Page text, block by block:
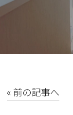
« 前の記事へ